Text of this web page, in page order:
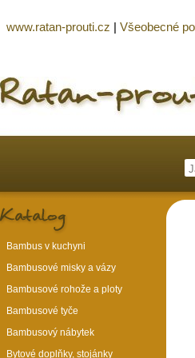
Bambus v kuchyni
Bambusové misky a vázy
Bambusové rohože a ploty
Bambusové tyče
Bambusový nábytek
Bytové doplňky, stojánky
www.ratan-prouti.cz | Všeobecné